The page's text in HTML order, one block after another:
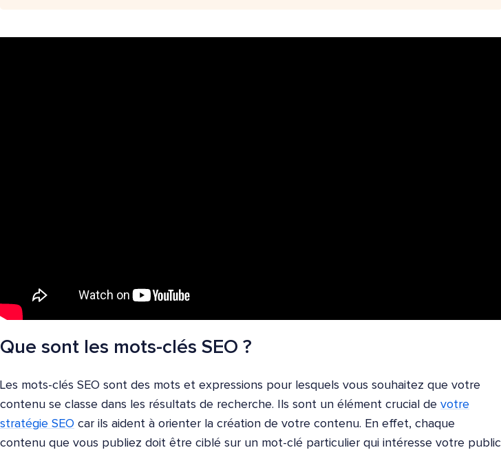
Que sont les mots-clés SEO ?
Les mots-clés SEO sont des mots et expressions pour lesquels vous souhaitez que votre
contenu se classe dans les résultats de recherche. Ils sont un élément crucial de votre
stratégie SEO car ils aident à orienter la création de votre contenu. En effet, chaque
contenu que vous publiez doit être ciblé sur un mot-clé particulier qui intéresse votre public